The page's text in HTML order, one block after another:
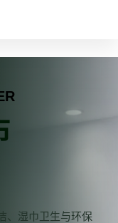
、湿巾卫生与环保